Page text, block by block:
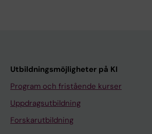
Utbildningsmöjligheter på KI
Program och fristående kurser
Uppdragsutbildning
Forskarutbildning